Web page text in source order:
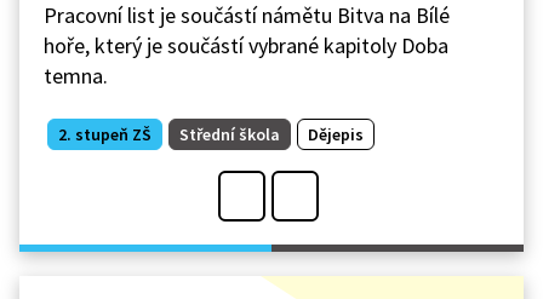
Pracovní list je součástí námětu Bitva na Bílé
hoře, který je součástí vybrané kapitoly Doba
temna.
2. stupeň ZŠ Střední škola Dějepis